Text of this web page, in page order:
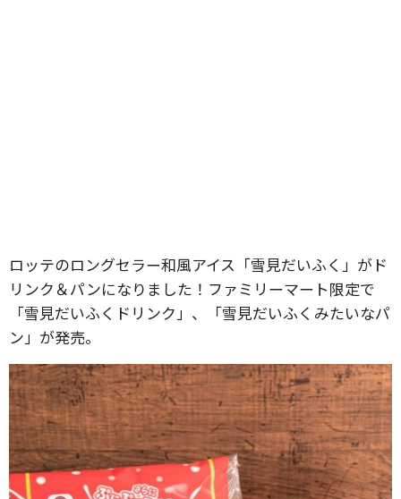
ロッテのロングセラー和風アイス「雪見だいふく」がド
リンク＆パンになりました！ファミリーマート限定で
「雪見だいふくドリンク」、「雪見だいふくみたいなパ
ン」が発売。